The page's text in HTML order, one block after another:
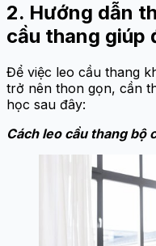
2. Hướng dẫn
cầu thang giúp
Để việc leo cầu thang
trở nên thon gọn, cần
học sau đây:
Cách leo cầu thang bộ